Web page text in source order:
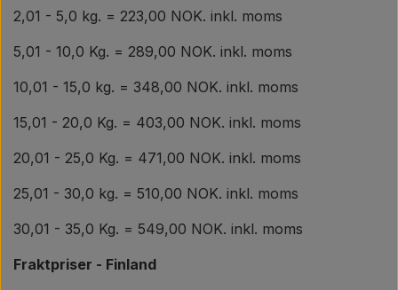
2,01 - 5,0 kg. = 223,00 NOK. inkl. moms
5,01 - 10,0 Kg. = 289,00 NOK. inkl. moms
10,01 - 15,0 kg. = 348,00 NOK. inkl. moms
15,01 - 20,0 Kg. = 403,00 NOK. inkl. moms
20,01 - 25,0 Kg. = 471,00 NOK. inkl. moms
25,01 - 30,0 kg. = 510,00 NOK. inkl. moms
30,01 - 35,0 Kg. = 549,00 NOK. inkl. moms
Fraktpriser - Finland